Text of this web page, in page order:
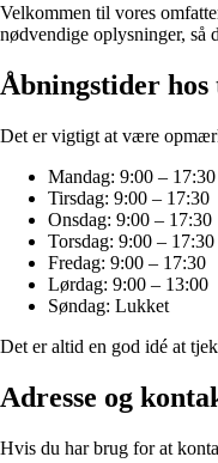
Velkommen til vores
nødvendige oplysninger, så
Åbningstider hos
Det er vigtigt at være
Mandag: 9:00 – 17:30
Tirsdag: 9:00 – 17:30
Onsdag: 9:00 – 17:30
Torsdag: 9:00 – 17:30
Fredag: 9:00 – 17:30
Lørdag: 9:00 – 13:00
Søndag: Lukket
Det er altid en god idé at
Adresse og
Hvis du har brug for at